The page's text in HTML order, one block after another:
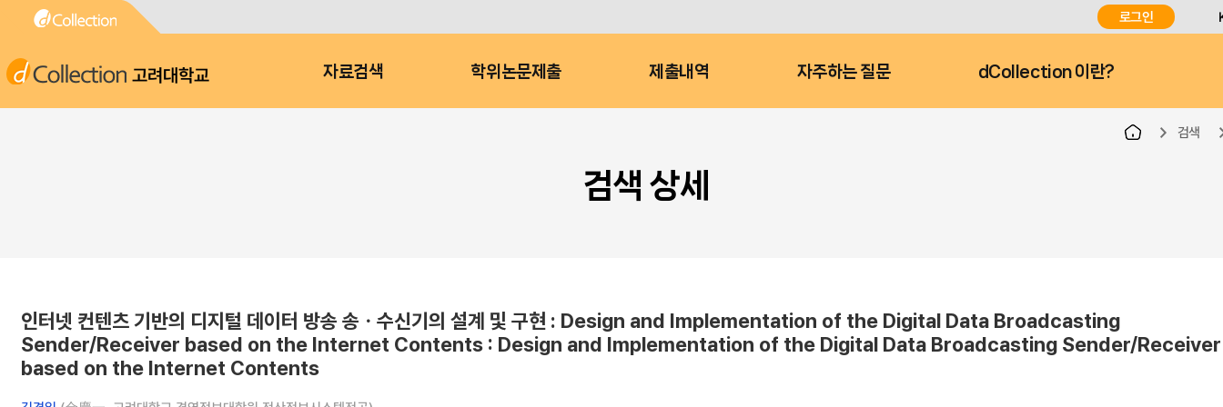
로그인
고려대학교 자료검색 학위논문제출 제출내역 자주하는 질문 dCollection 이란?
검색
검색 상세
인터넷 컨텐츠 기반의 디지털 데이터 방송 송ㆍ수신기의 설계 및 구현 : Design and Implementation of the Digital Data Broadcasting
Sender/Receiver based on the Internet Contents : Design and Implementation of the Digital Data Broadcasting Sender/Receiver
based on the Internet Contents